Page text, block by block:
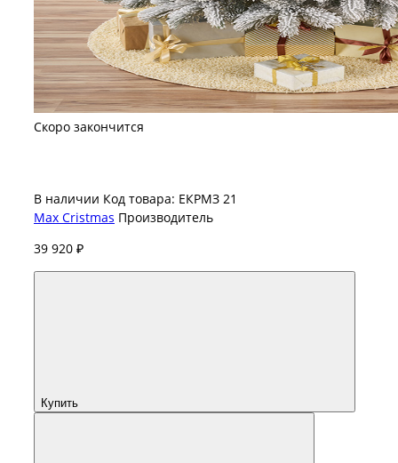
Скоро закончится
В наличии Код товара: ЕКРМЗ 21
Max Cristmas Производитель
39 920 ₽
Купить